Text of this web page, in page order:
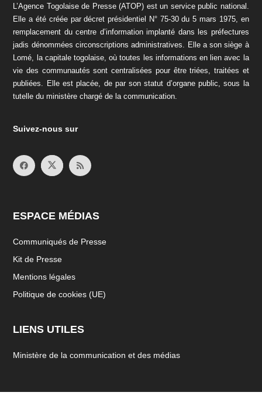
L’Agence Togolaise de Presse (ATOP) est un service public national.
Elle a été créée par décret présidentiel N° 75-30 du 5 mars 1975, en
remplacement du centre d’information implanté dans les préfectures
jadis dénommées circonscriptions administratives. Elle a son siège à
Lomé, la capitale togolaise, où toutes les informations en lien avec la
vie des communautés sont centralisées pour être triées, traitées et
publiées. Elle est placée, de par son statut d’organe public, sous la
tutelle du ministère chargé de la communication.
Suivez-nous sur
ESPACE MÉDIAS
Communiqués de Presse
Kit de Presse
Mentions légales
Politique de cookies (UE)
LIENS UTILES
Ministère de la communication et des médias